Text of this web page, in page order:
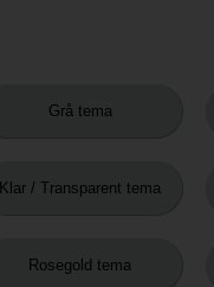
Grå tema
Klar / Transparent tema
Rosegold tema